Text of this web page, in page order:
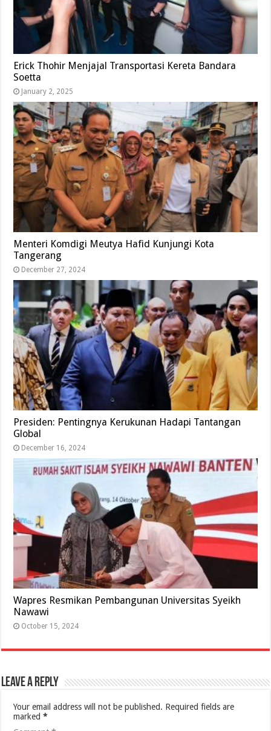
Erick Thohir Menjajal Transportasi Kereta Bandara
Soetta
January 2, 2025
Menteri Komdigi Meutya Hafid Kunjungi Kota
Tangerang
December 27, 2024
Presiden: Pentingnya Kerukunan Hadapi Tantangan
Global
December 16, 2024
Wapres Resmikan Pembangunan Universitas Syeikh
Nawawi
October 15, 2024
Leave a Reply
Your email address will not be published. Required fields are
marked*